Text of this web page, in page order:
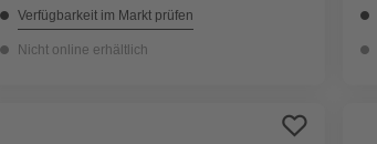
Verfügbarkeit im Markt prüfen
Nicht online erhältlich